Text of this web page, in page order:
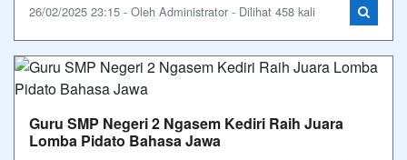
26/02/2025 23:15 - Oleh Administrator - Dilihat 458 kali
Guru SMP Negeri 2 Ngasem Kediri Raih Juara
Lomba Pidato Bahasa Jawa